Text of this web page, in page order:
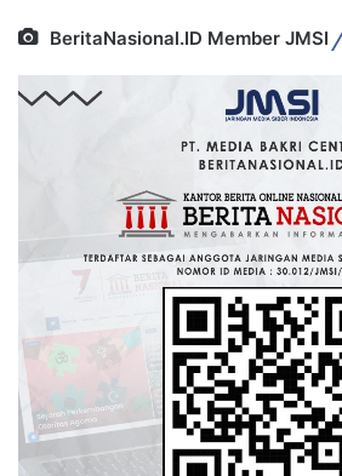
BeritaNasional.ID Member JMSI